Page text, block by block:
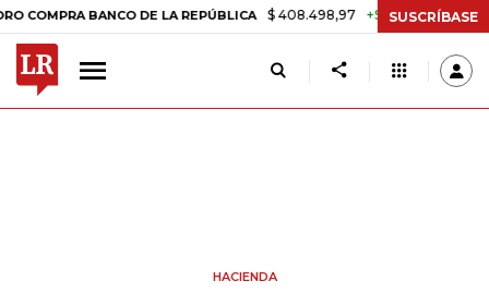
BANCO DE LA REPÚBLICA $ 408.498,97 +$ 8.753,81 +2,19%
SUSCRÍBASE
HACIENDA